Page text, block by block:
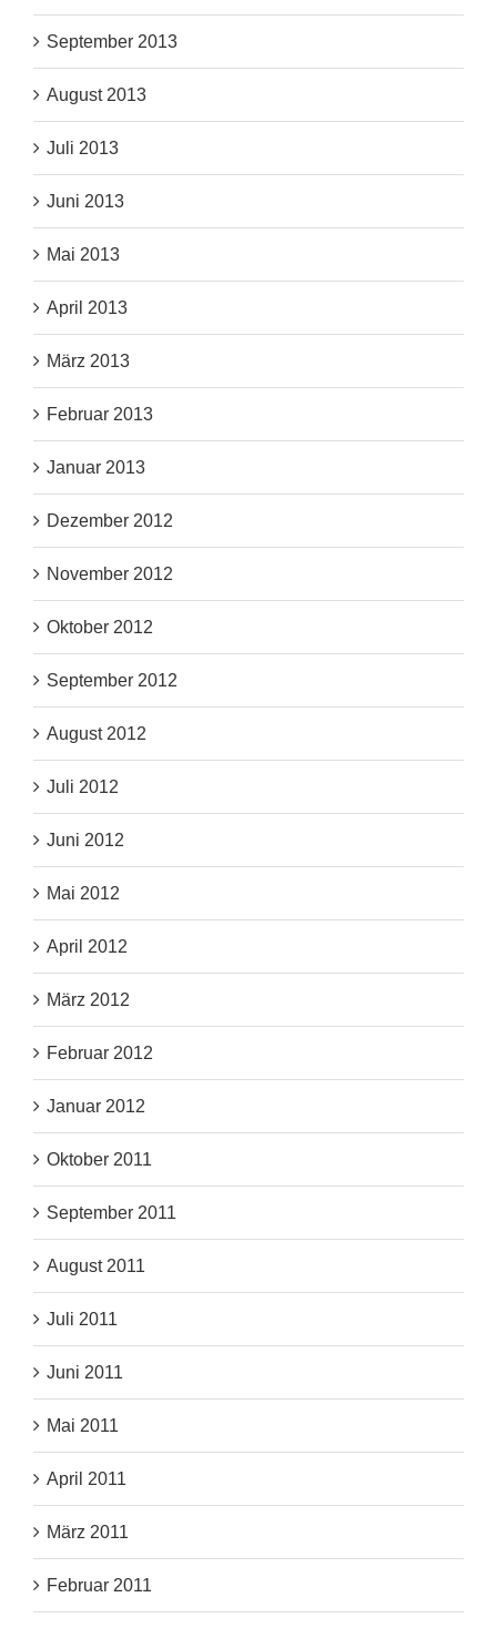
September 2013
August 2013
Juli 2013
Juni 2013
Mai 2013
April 2013
März 2013
Februar 2013
Januar 2013
Dezember 2012
November 2012
Oktober 2012
September 2012
August 2012
Juli 2012
Juni 2012
Mai 2012
April 2012
März 2012
Februar 2012
Januar 2012
Oktober 2011
September 2011
August 2011
Juli 2011
Juni 2011
Mai 2011
April 2011
März 2011
Februar 2011